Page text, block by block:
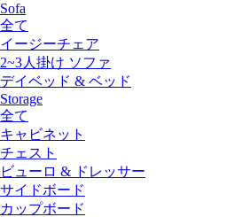
Sofa
全て
イージーチェア
2~3人掛け ソファ
デイベッド & ベッド
Storage
全て
キャビネット
チェスト
ビューロ & ドレッサー
サイドボード
カップボード